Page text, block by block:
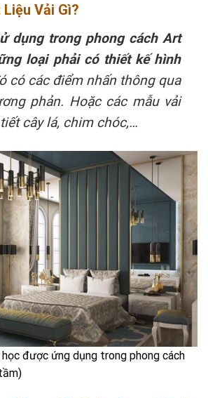
Vải Gì?
dụng trong phong cách Art
loại phải có thiết kế hình
có các điểm nhấn thông qua
phản. Hoặc các mẫu vải
cây lá, chim chóc,…
được ứng dụng trong phong cách